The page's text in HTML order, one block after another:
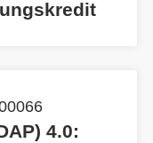
4.0: